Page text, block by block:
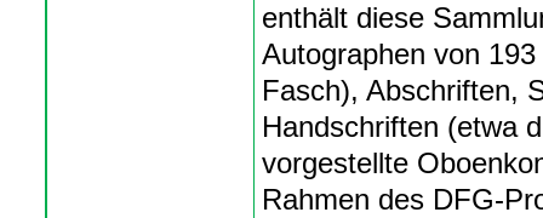
enthält diese
Autographen von
Fasch), Abschriften,
Handschriften (etwa
vorgestellte
Rahmen des DFG-